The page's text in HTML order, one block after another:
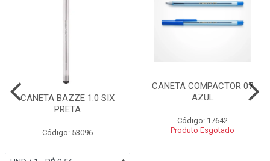
CANETA BAZZE 1.0 SIX
PRETA
Código: 53096
CANETA COMPACTOR 07
AZUL
Código: 17642
Produto Esgotado